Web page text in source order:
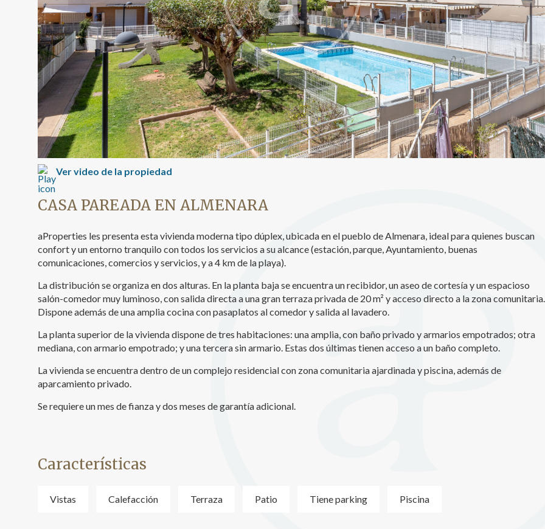
Ver video de la propiedad
CASA PAREADA EN ALMENARA
aProperties les presenta esta vivienda moderna tipo dúplex, ubicada en el pueblo de Almenara, ideal para quienes buscan
confort y un entorno tranquilo con todos los servicios a su alcance (estación, parque, Ayuntamiento, buenas
comunicaciones, comercios y servicios, y a 4 km de la playa).
La distribución se organiza en dos alturas. En la planta baja se encuentra un recibidor, un aseo de cortesía y un espacioso
salón-comedor muy luminoso, con salida directa a una gran terraza privada de 20 m² y acceso directo a la zona comunitaria.
Dispone además de una amplia cocina con pasaplatos al comedor y salida al lavadero.
La planta superior de la vivienda dispone de tres habitaciones: una amplia, con baño privado y armarios empotrados; otra
mediana, con armario empotrado; y una tercera sin armario. Estas dos últimas tienen acceso a un baño completo.
La vivienda se encuentra dentro de un complejo residencial con zona comunitaria ajardinada y piscina, además de
aparcamiento privado.
Se requiere un mes de fianza y dos meses de garantía adicional.
Características
Vistas Calefacción Terraza Patio Tiene parking Piscina
Modificar cookies
Técnicas y funcionales
Siempre
Este sitio web utiliza Cookies propias para recopilar información con la finalidad
mejorar nuestros servicios. Si continua navegando, supone la aceptación de la
instalación de las mismas. El usuario tiene la posibilidad de configurar su
pudiendo, si así lo desea, impedir que sean instaladas en su disco duro,
deberá tener en cuenta que dicha acción podrá ocasionar dificultades de
Analíticas y personalización
medición de la actividad de la web para la elaboración de perfiles de
los usuarios con el fin de introducir mejoras en función del análisis de los datos
que hacen los usuarios del servicio. Permiten guardar la información de
del usuario para mejorar la calidad de nuestros servicios y para ofrecer una
Marketing y publicidad
Estas cookies son utilizadas para almacenar información sobre las
elecciones personales del usuario a través de la observación continuada de sus
hábitos de navegación. Gracias a ellas, podemos conocer los hábitos de
usuario.